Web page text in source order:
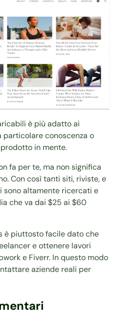
è più adatto ai
particolare conoscenza o
in mente.
fa per te, ma non significa
Con così tanti siti, riviste, e
sono altamente ricercati e
che va dai $25 ai $60
è piuttosto facile dato che
e ottenere lavori
e Fiverr. In questo modo
aziende reali per